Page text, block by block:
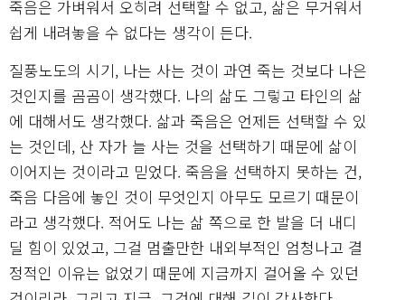
죽음은 가벼워서 오히려 선택할 수 없고, 삶은 무거워서
쉽게 내려놓을 수 없다는 생각이 든다.
질풍노도의 시기, 나는 사는 것이 과연 죽는 것보다 나은
것인지를 곰곰이 생각했다. 나의 삶도 그렇고 타인의 삶
에 대해서도 생각했다. 삶과 죽음은 언제든 선택할 수 있
는 것인데, 산 자가 늘 사는 것을 선택하기 때문에 삶이
이어지는 것이라고 믿었다. 죽음을 선택하지 못하는 건,
죽음 다음에 놓인 것이 무엇인지 아무도 모르기 때문이
라고 생각했다. 적어도 나는 삶 쪽으로 한 발을 더 내디
딜 힘이 있었고, 그걸 멈출만한 내외부적인 엄청나고 결
정적인 이유는 없었기 때문에 지금까지 걸어올 수 있던